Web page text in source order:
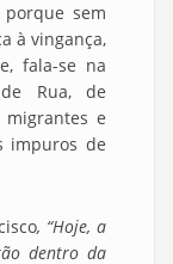
sem
à vingança,
fala-se na
Rua, de
migrantes e
impuros de
, “Hoje, a
dentro da